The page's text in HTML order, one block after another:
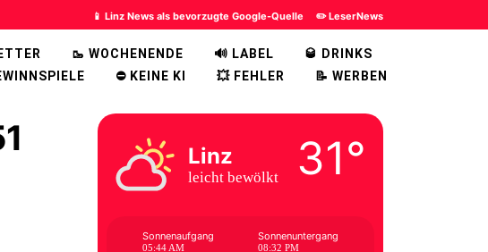
📱 Linz News als bevorzugte Google-Quelle ✏️ LeserNews
🥾 WOCHENENDE 🔊 LABEL
🥃 DRINKS
⛔ KEINE KI 💥 FEHLER 📝 WERBEN
Linz
leicht bewölkt 31°
Sonnenaufgang
05:44 AM
Sonnenuntergang
08:32 PM